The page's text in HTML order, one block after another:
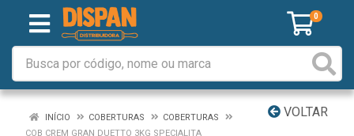
0
VOLTAR
INÍCIO COBERTURAS
COBERTURAS
COB CREM GRAN DUETTO 3KG SPECIALITA